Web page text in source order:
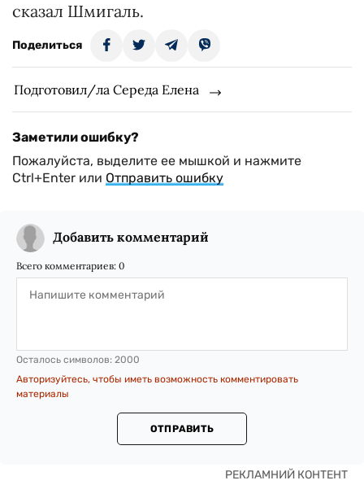
сказал Шмигаль.
Поделиться
Подготовил/ла Середа Елена
Заметили ошибку?
Пожалуйста, выделите ее мышкой и нажмите
Ctrl+Enter или Отправить ошибку
Добавить комментарий
Всего комментариев: 0
Осталось символов: 2000
Авторизуйтесь, чтобы иметь возможность комментировать
материалы
ОТПРАВИТЬ